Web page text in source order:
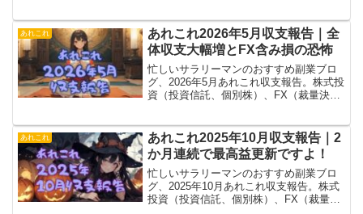
電子書籍とか）含めて微減。Kindle本は2
冊追加！
あれこれ
あれこれ2026年5月収支報告｜全
体収支大幅増とFX含み損の恐怖
忙しいサラリーマンのおすすめ副業ブロ
グ、2026年5月あれこれ収支報告。株式投
資（投資信託、個別株）、FX（裁量決
電子書籍とか）含め、2か月連続の大幅
増！
あれこれ
あれこれ2025年10月収支報告｜2
か月連続で最高益更新ですよ！
忙しいサラリーマンのおすすめ副業ブロ
グ、2025年10月あれこれ収支報告。株式
投資（投資信託、個別株）、FX（裁量決